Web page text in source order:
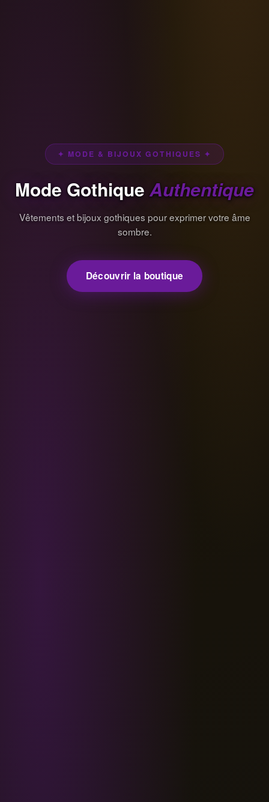
✦ MODE & BIJOUX GOTHIQUES ✦
Mode Gothique Authentique
Vêtements et bijoux gothiques pour exprimer votre âme
sombre.
Découvrir la boutique